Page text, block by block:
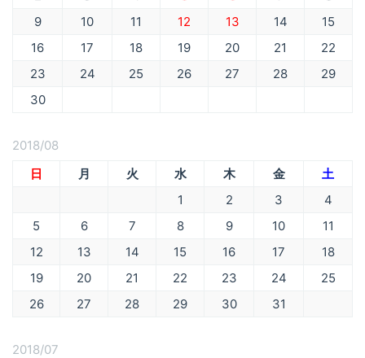
9
10 11 12 13 14
15
16
17 18 19 20 21
22
23
24 25 26 27 28
29
30
2018/08
日
月 火 水 木 金
土
1
2 3
4
5
6 7 8 9 10
11
12
13 14 15 16 17
18
19
20 21 22 23 24
25
26
27 28 29 30 31
2018/07